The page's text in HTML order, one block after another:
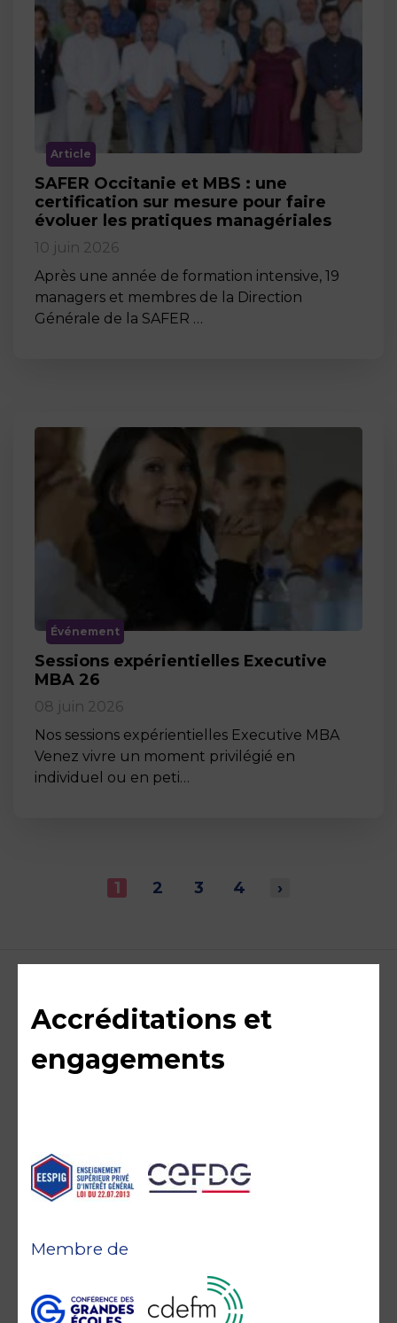
Article
SAFER Occitanie et MBS : une
certification sur mesure pour faire
évoluer les pratiques managériales
10 juin 2026
Après une année de formation intensive, 19
managers et membres de la Direction
Générale de la SAFER …
Événement
Sessions expérientielles Executive
MBA 26
08 juin 2026
Nos sessions expérientielles Executive MBA
Venez vivre un moment privilégié en
individuel ou en peti…
1 2 3 4 ›
Accréditations et
engagements
Membre de